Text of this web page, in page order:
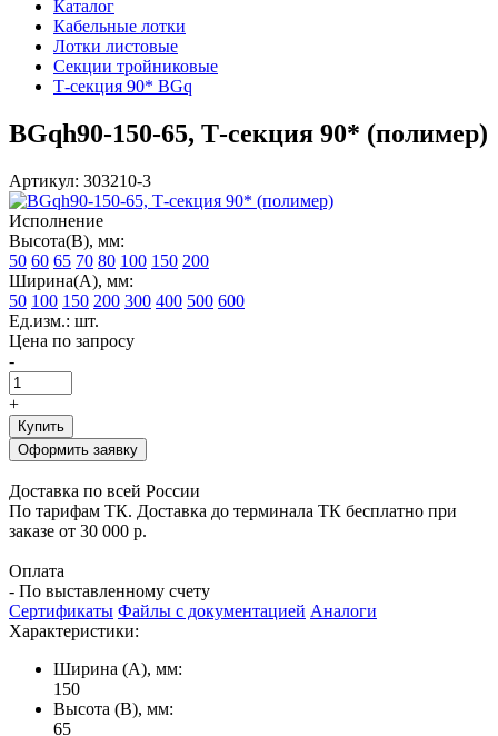
Каталог
Кабельные лотки
Лотки листовые
Секции тройниковые
Т-секция 90* BGq
BGqh90-150-65, Т-секция 90* (полимер)
Артикул: 303210-3
Исполнение
Высота(В), мм:
50 60 65 70 80 100 150 200
Ширина(А), мм:
50 100 150 200 300 400 500 600
Ед.изм.: шт.
Цена по запросу
-
+
Купить
Оформить заявку
Доставка по всей России
По тарифам ТК. Доставка до терминала ТК бесплатно при
заказе от 30 000 р.
Оплата
- По выставленному счету
Сертификаты Файлы с документацией Аналоги
Характеристики:
Ширина (А), мм:
150
Высота (В), мм:
65